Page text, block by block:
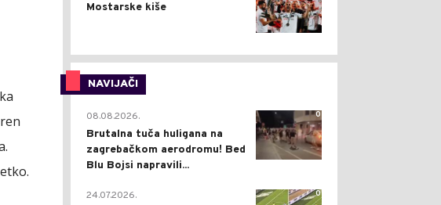
Mostarske kiše
NAVIJAČI
0
08.08.2026.
Brutalna tuča huligana na
zagrebačkom aerodromu! Bed
Blu Bojsi napravili...
0
24.07.2026.